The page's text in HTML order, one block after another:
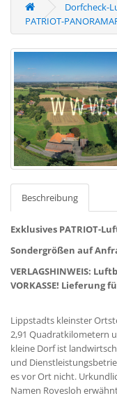
Dorfcheck-
PATRIOT-
Beschreibung
Exklusives PATRIOT-
Sondergrößen auf
VERLAGSHINWEIS:
VORKASSE! Lieferung
Lippstadts kleinster
2,91 Quadratkilometern
kleine Dorf ist
und
es vor Ort nicht.
Namen Rovesloh